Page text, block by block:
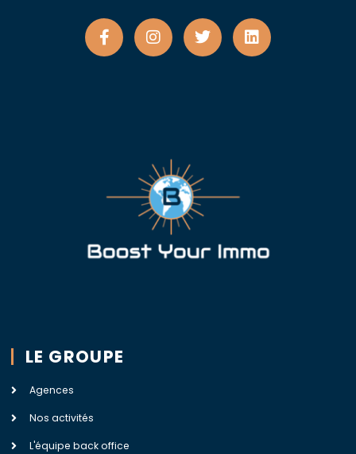
LE GROUPE
Agences
Nos activités
L'équipe back office